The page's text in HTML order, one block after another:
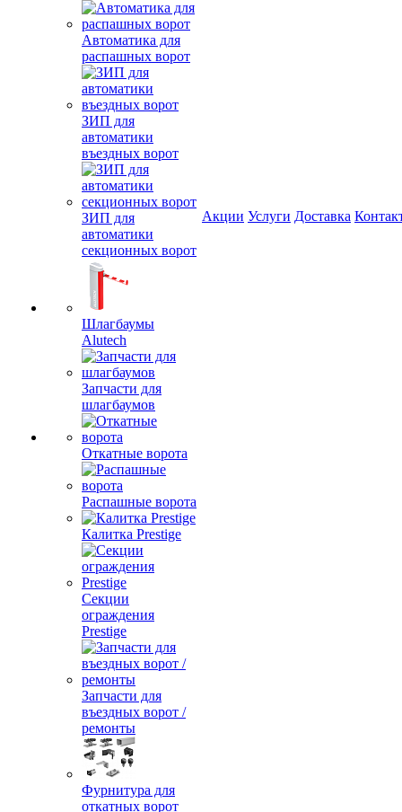
Автоматика для
распашных ворот
ЗИП для
автоматики
въездных ворот
ЗИП для
автоматики
секционных ворот
Шлагбаумы
Alutech
Запчасти для
шлагбаумов
Откатные ворота
Распашные ворота
Калитка Prestige
Секции
ограждения
Prestige
Запчасти для
въездных ворот /
ремонты
Фурнитура для
откатных ворот
Акции Услуги Доставка